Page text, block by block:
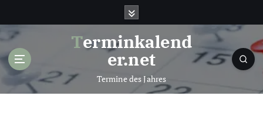
t
Terminkalend
er.net
Termine des Jahres